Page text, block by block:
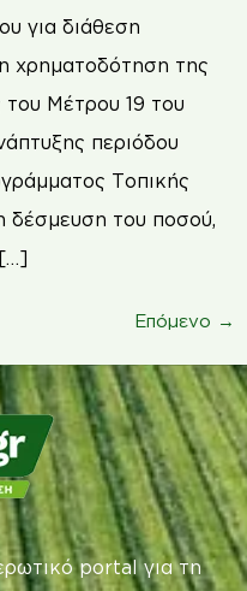
για διάθεση
χρηματοδότηση της
του Μέτρου 19 του
περιόδου
Τοπικής
δέσμευση του ποσού,
Επόμενο →
portal για τη